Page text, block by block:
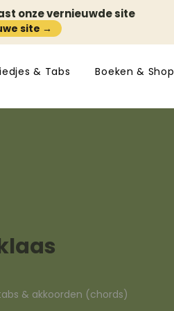
onze vernieuwde site
site →
& Tabs Boeken & Shop
& akkoorden (chords)